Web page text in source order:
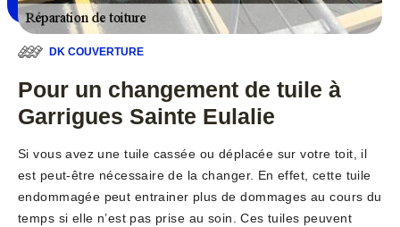
DK COUVERTURE
Pour un changement de tuile à
Garrigues Sainte Eulalie
Si vous avez une tuile cassée ou déplacée sur votre toit, il
est peut-être nécessaire de la changer. En effet, cette tuile
endommagée peut entrainer plus de dommages au cours du
temps si elle n’est pas prise au soin. Ces tuiles peuvent